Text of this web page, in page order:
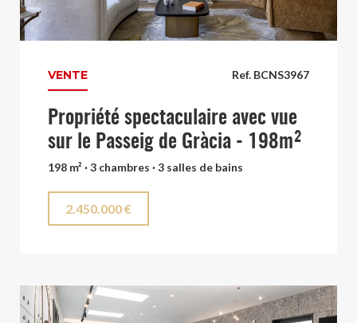
Ref. BCNS3967
VENTE
Propriété spectaculaire avec vue
sur le Passeig de Gràcia - 198m²
198 m² · 3 chambres · 3 salles de bains
2.450.000 €